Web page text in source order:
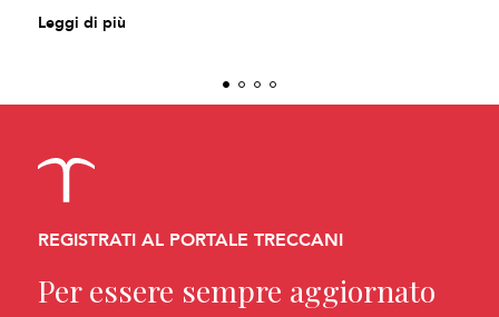
Leggi di più
REGISTRATI AL PORTALE TRECCANI
Per essere sempre aggiornato